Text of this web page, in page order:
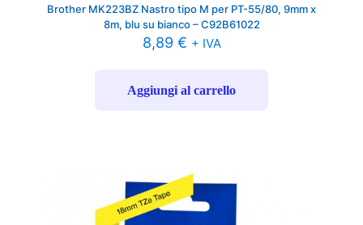
Brother MK223BZ Nastro tipo M per PT-55/80, 9mm x
8m, blu su bianco – C92B61022
8,89 € + IVA
Aggiungi al carrello